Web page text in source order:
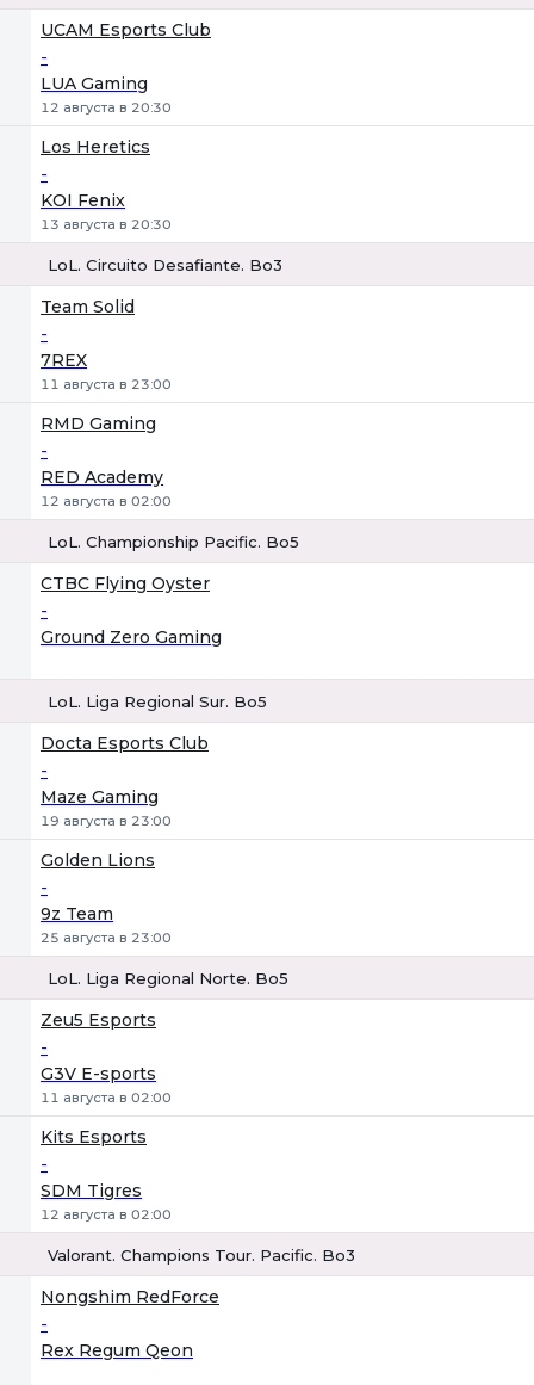
UCAM Esports Club
-
LUA Gaming
12 августа в 20:30
Los Heretics
-
KOI Fenix
13 августа в 20:30
LoL. Circuito Desafiante. Bo3
Team Solid
-
7REX
11 августа в 23:00
RMD Gaming
-
RED Academy
12 августа в 02:00
LoL. Championship Pacific. Bo5
CTBC Flying Oyster
-
Ground Zero Gaming
LoL. Liga Regional Sur. Bo5
Docta Esports Club
-
Maze Gaming
19 августа в 23:00
Golden Lions
-
9z Team
25 августа в 23:00
LoL. Liga Regional Norte. Bo5
Zeu5 Esports
-
G3V E-sports
11 августа в 02:00
Kits Esports
-
SDM Tigres
12 августа в 02:00
Valorant. Champions Tour. Pacific. Bo3
Nongshim RedForce
-
Rex Regum Qeon